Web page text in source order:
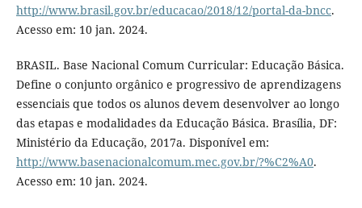
http://www.brasil.gov.br/educacao/2018/12/portal-da-bncc.
Acesso em: 10 jan. 2024.
BRASIL. Base Nacional Comum Curricular: Educação Básica.
Define o conjunto orgânico e progressivo de aprendizagens
essenciais que todos os alunos devem desenvolver ao longo
das etapas e modalidades da Educação Básica. Brasília, DF:
Ministério da Educação, 2017a. Disponível em:
http://www.basenacionalcomum.mec.gov.br/?%C2%A0.
Acesso em: 10 jan. 2024.